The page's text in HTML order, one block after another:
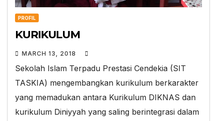
PROFIL
KURIKULUM
MARCH 13, 2018
Sekolah Islam Terpadu Prestasi Cendekia (SIT
TASKIA) mengembangkan kurikulum berkarakter
yang memadukan antara Kurikulum DIKNAS dan
kurikulum Diniyyah yang saling berintegrasi dalam